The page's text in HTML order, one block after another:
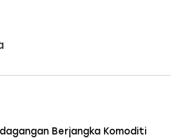
Berjangka Komoditi